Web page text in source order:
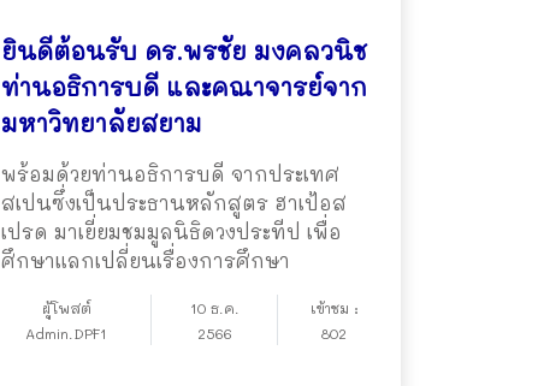
ยินดีต้อนรับ ดร.พรชัย มงคลวนิช
ท่านอธิการบดี และคณาจารย์จาก
มหาวิทยาลัยสยาม
พร้อมด้วยท่านอธิการบดี จากประเทศ
สเปนซึ่งเป็นประธานหลักสูตร ฮาเป้อส
เปรด มาเยี่ยมชมมูลนิธิดวงประทีป เพื่อ
ศึกษาแลกเปลี่ยนเรื่องการศึกษา
ผู้โพสต์
Admin.DPF1
10 ธ.ค.
2566
เข้าชม :
802